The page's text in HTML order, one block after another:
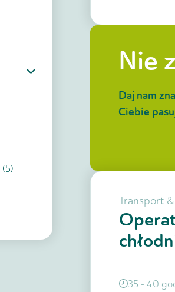
(5)
Nie
Daj nam
Ciebie
Transport
35 - 40